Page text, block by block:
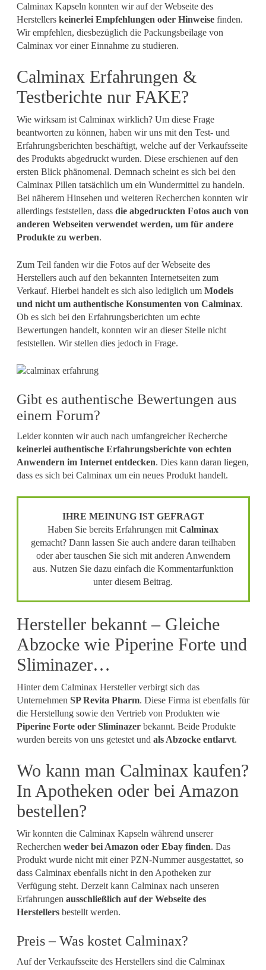
Calminax Kapseln konnten wir auf der Webseite des
Herstellers keinerlei Empfehlungen oder Hinweisefinden.
Wir empfehlen, diesbezüglich die Packungsbeilage von
Calminax vor einer Einnahme zu studieren.
Calminax Erfahrungen &
Testberichte nur FAKE?
Wie wirksam ist Calminax wirklich? Um diese Frage
beantworten zu können, haben wir uns mit den Test- und
Erfahrungsberichten beschäftigt, welche auf der Verkaufsseite
des Produkts abgedruckt wurden. Diese erschienen auf den
ersten Blick phänomenal. Demnach scheint es sich bei den
Calminax Pillen tatsächlich um ein Wundermittel zu handeln.
Bei näherem Hinsehen und weiteren Recherchen konnten wir
allerdings feststellen, dass die abgedruckten Fotos auch von
anderen Webseiten verwendet werden, um für andere
Produkte zu werben.
Zum Teil fanden wir die Fotos auf der Webseite des
Herstellers auch auf den bekannten Internetseiten zum
Verkauf. Hierbei handelt es sich also lediglich um Models
und nicht um authentische Konsumenten von Calminax.
Ob es sich bei den Erfahrungsberichten um echte
Bewertungen handelt, konnten wir an dieser Stelle nicht
feststellen. Wir stellen dies jedoch in Frage.
Gibt es authentische Bewertungen aus
einem Forum?
Leider konnten wir auch nach umfangreicher Recherche
keinerlei authentische Erfahrungsberichte von echten
Anwendern im Internet entdecken. Dies kann daran liegen,
dass es sich bei Calminax um ein neues Produkt handelt.
IHRE MEINUNG IST GEFRAGT
Haben Sie bereits Erfahrungen mit Calminax
gemacht? Dann lassen Sie auch andere daran teilhaben
oder aber tauschen Sie sich mit anderen Anwendern
aus. Nutzen Sie dazu einfach die Kommentarfunktion
unter diesem Beitrag.
Hersteller bekannt – Gleiche
Abzocke wie Piperine Forte und
Sliminazer…
Hinter dem Calminax Hersteller verbirgt sich das
Unternehmen SP Revita Pharm. Diese Firma ist ebenfalls für
die Herstellung sowie den Vertrieb von Produkten wie
Piperine Forte oder Sliminazerbekannt. Beide Produkte
wurden bereits von uns getestet und als Abzocke entlarvt.
Wo kann man Calminax kaufen?
In Apotheken oder bei Amazon
bestellen?
Wir konnten die Calminax Kapseln während unserer
Recherchen weder bei Amazon oder Ebay finden. Das
Produkt wurde nicht mit einer PZN-Nummer ausgestattet, so
dass Calminax ebenfalls nicht in den Apotheken zur
Verfügung steht. Derzeit kann Calminax nach unseren
Erfahrungen ausschließlich auf der Webseite des
Herstellersbestellt werden.
Preis – Was kostet Calminax?
Auf der Verkaufsseite des Herstellers sind die Calminax